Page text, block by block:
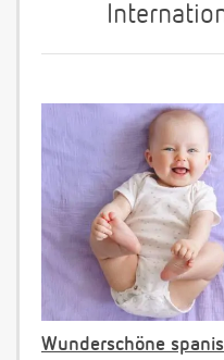
Wunderschöne